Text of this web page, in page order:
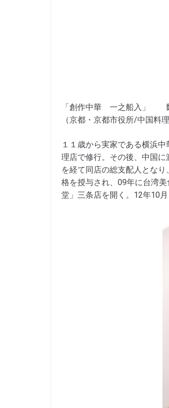
「創作中華 一之船入」
（京都・京都市役所/中国料理
１１歳から実家である横浜
理店で修行。その後、中国
を経て同店の総支配人とな
格を授与され、09年に台湾
堂」三条店を開く。12年10